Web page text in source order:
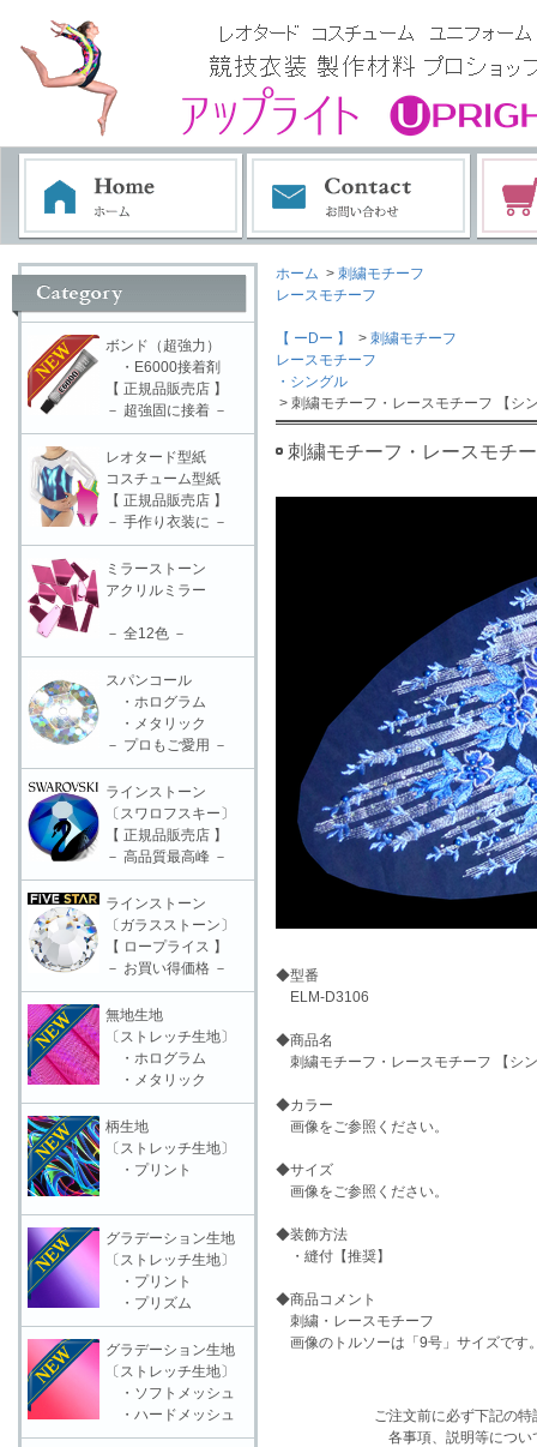
ホーム > 刺繍モチーフ
レースモチーフ
【 ーDー 】 > 刺繍モチーフ
レースモチーフ
・シングル
> 刺繍モチーフ・レースモチーフ 【シ
刺繍モチーフ・レースモチ
◆型番
ELM-D3106
◆商品名
刺繍モチーフ・レースモチーフ 【シ
◆カラー
画像をご参照ください。
◆サイズ
画像をご参照ください。
◆装飾方法
・縫付【推奨】
◆商品コメント
刺繍・レースモチーフ
画像のトルソーは「9号」サイズです
ご注文前に必ず下記の
各事項、説明等につい
ボンド（超強力）
・E6000接着剤
【 正規品販売店 】
－ 超強固に接着 －
レオタード型紙
コスチューム型紙
【 正規品販売店 】
－ 手作り衣装に －
ミラーストーン
アクリルミラー
－ 全12色 －
スパンコール
・ホログラム
・メタリック
－ プロもご愛用 －
ラインストーン
〔スワロフスキー〕
【 正規品販売店 】
－ 高品質最高峰 －
ラインストーン
〔ガラスストーン〕
【 ロープライス 】
－ お買い得価格 －
無地生地
〔ストレッチ生地〕
・ホログラム
・メタリック
柄生地
〔ストレッチ生地〕
・プリント
グラデーション生地
〔ストレッチ生地〕
・プリント
・プリズム
グラデーション生地
〔ストレッチ生地〕
・ソフトメッシュ
・ハードメッシュ